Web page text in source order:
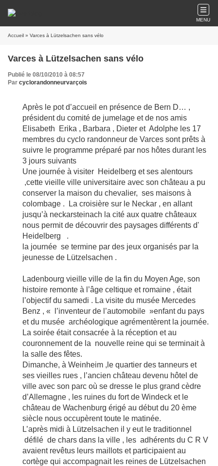
MENU
Accueil » Varces à Lützelsachen sans vélo
Varces à Lützelsachen sans vélo
Publié le 08/10/2010 à 08:57
Par cyclorandonneurvarçois
Après le pot d’accueil en présence de Bern D… ,
président du comité de jumelage et de nos amis
Elisabeth Erika , Barbara , Dieter et Adolphe les 17
membres du cyclo randonneur de Varces sont prêts à
suivre le programme préparé par nos hôtes durant les
3 jours suivants
Une journée à visiter Heidelberg et ses alentours
,cette vieille ville universitaire avec son château a pu
conserver la maison du chevalier, ses maisons à
colombage . La croisière sur le Neckar , en allant
jusqu’à neckarsteinach la cité aux quatre châteaux
nous permit de découvrir des paysages différents d'
Heidelberg .
la journée se termine par des jeux organisés par la
jeunesse de Lützelsachen .
Ladenbourg vieille ville de la fin du Moyen Age, son
histoire remonte à l’âge celtique et romaine , était
l’objectif du samedi . La visite du musée Mercedes
Benz , « l’inventeur de l’automobile »enfant du pays
et du musée archéologique agrémentèrent la journée.
La soirée était consacrée à la réception et au
couronnement de la nouvelle reine qui se terminait à
la salle des fêtes.
Dimanche, à Weinheim ,le quartier des tanneurs et
ses vieilles rues , l’ancien château devenu hôtel de
ville avec son parc où se dresse le plus grand cèdre
d’Allemagne , les ruines du fort de Windeck et le
château de Wachenburg érigé au début du 20 ème
siècle nous occupèrent toute le matinée.
L’après midi à Lützelsachen il y eut le traditionnel
défilé de chars dans la ville , les adhérents du C R V
avaient revêtus leurs maillots et participaient au
cortège qui accompagnait les reines de Lützelsachen